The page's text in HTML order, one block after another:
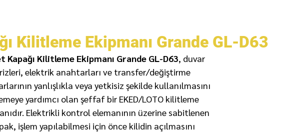
Kilitleme Ekipmanı Grande GL-D63
Kapağı Kilitleme Ekipmanı Grande GL-D63, duvar
elektrik anahtarları ve transfer/değiştirme
yanlışlıkla veya yetkisiz şekilde kullanılmasını
yardımcı olan şeffaf bir EKED/LOTO kilitleme
Elektrikli kontrol elemanının üzerine sabitlenen
işlem yapılabilmesi için önce kilidin açılmasını